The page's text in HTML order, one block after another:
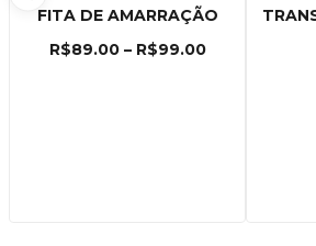
FITA DE AMARRAÇÃO
R$89.00 – R$99.00